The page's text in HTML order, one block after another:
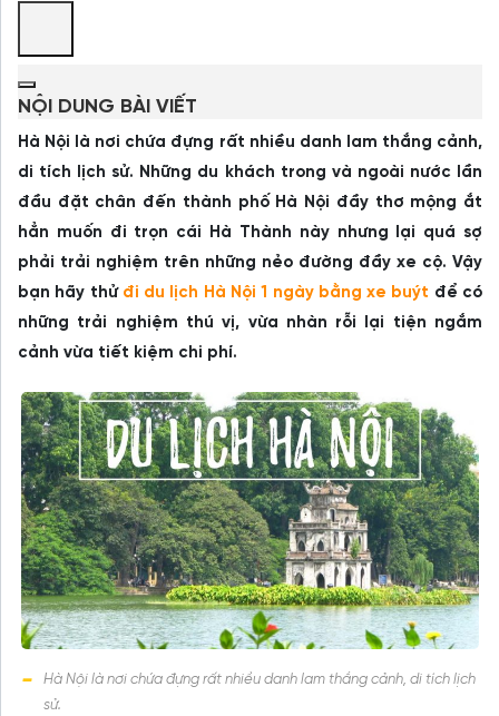
NỘI DUNG BÀI VIẾT
Hà Nội là nơi chứa đựng rất nhiều danh lam thắng cảnh,
di tích lịch sử. Những du khách trong và ngoài nước lần
đầu đặt chân đến thành phố Hà Nội đầy thơ mộng ắt
hẳn muốn đi trọn cái Hà Thành này nhưng lại quá sợ
phải trải nghiệm trên những nẻo đường đầy xe cộ. Vậy
bạn hãy thử đi du lịch Hà Nội 1 ngày bằng xe buýt để có
những trải nghiệm thú vị, vừa nhàn rỗi lại tiện ngắm
cảnh vừa tiết kiệm chi phí.
Hà Nội là nơi chứa đựng rất nhiều danh lam thắng cảnh, di tích lịch
sử.